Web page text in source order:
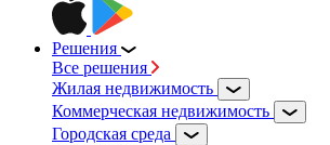
Решения
Все решения
Жилая недвижимость
Коммерческая недвижимость
Городская среда